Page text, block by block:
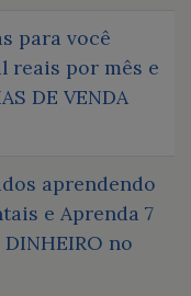
para você
reais por mês e
DE VENDA
aprendendo
e Aprenda 7
no